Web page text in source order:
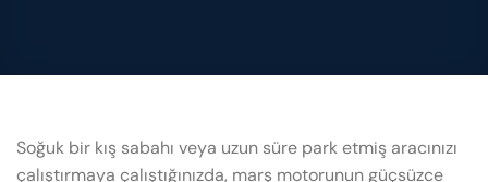
Soğuk bir kış sabahı veya uzun süre park etmiş aracınızı
çalıştırmaya çalıştığınızda, marş motorunun güçsüzce